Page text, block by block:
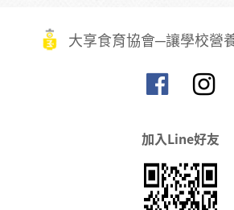
大享食育協會─讓學校營
加入Line好友